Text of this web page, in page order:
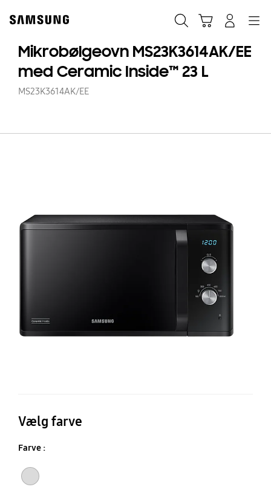
content
Mikrobølgeovn MS23K3614AK/EE
med Ceramic Inside™ 23 L
MS23K3614AK/EE
Vælg farve
Farve :